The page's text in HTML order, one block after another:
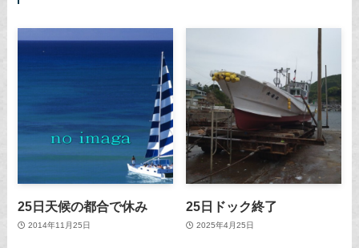
25日天候の都合で休み
2014年11月25日
25日ドック終了
2025年4月25日